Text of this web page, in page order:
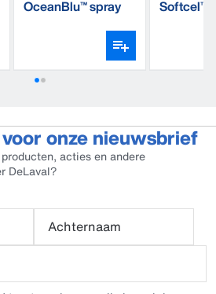
OceanBlu™ spray Softcel™
onze nieuwsbrief
acties en andere
DeLaval?
Achternaam